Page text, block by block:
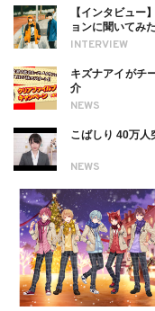
INTERVIEW
【インタビュー
ョンに聞いてみ
NEWS
キズナアイがチ
介
NEWS
こばしり 40万人